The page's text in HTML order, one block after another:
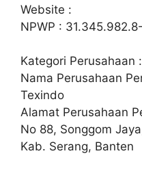
Website :
NPWP :
Kategori Perusahaan :
Nama Perusahaan
Texindo
Alamat Perusahaan
No 88, Songgom
Kab. Serang, Banten